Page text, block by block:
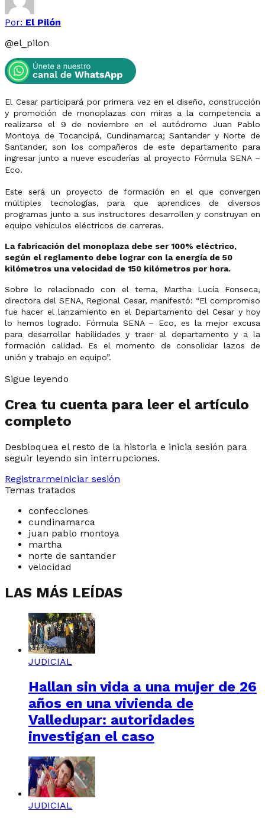
Por: El Pilón
@el_pilon
El Cesar participará por primera vez en el diseño, construcción
y promoción de monoplazas con miras a la competencia a
realizarse el 9 de noviembre en el autódromo Juan Pablo
Montoya de Tocancipá, Cundinamarca; Santander y Norte de
Santander, son los compañeros de este departamento para
ingresar junto a nueve escuderías al proyecto Fórmula SENA –
Eco.
Este será un proyecto de formación en el que convergen
múltiples tecnologías, para que aprendices de diversos
programas junto a sus instructores desarrollen y construyan en
equipo vehículos eléctricos de carreras.
La fabricación del monoplaza debe ser 100% eléctrico,
según el reglamento debe lograr con la energía de 50
kilómetros una velocidad de 150 kilómetros por hora.
Sobre lo relacionado con el tema, Martha Lucía Fonseca,
directora del SENA, Regional Cesar, manifestó: “El compromiso
fue hacer el lanzamiento en el Departamento del Cesar y hoy
lo hemos logrado. Fórmula SENA – Eco, es la mejor excusa
para desarrollar habilidades y traer al departamento y a la
formación calidad. Es el momento de consolidar lazos de
unión y trabajo en equipo”.
Sigue leyendo
Crea tu cuenta para leer el artículo
completo
Desbloquea el resto de la historia e inicia sesión para
seguir leyendo sin interrupciones.
RegistrarmeIniciar sesión
Temas tratados
confecciones
cundinamarca
juan pablo montoya
martha
norte de santander
velocidad
LAS MÁS LEÍDAS
JUDICIAL
Hallan sin vida a una mujer de 26
años en una vivienda de
Valledupar: autoridades
investigan el caso
JUDICIAL